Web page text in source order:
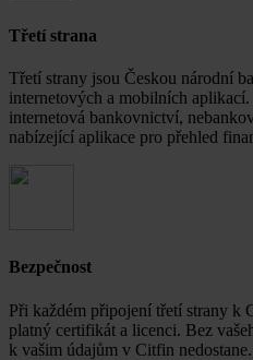
Třetí strana
Třetí strany jsou Českou národní
internetových a mobilních
internetová bankovnictví,
nabízející aplikace pro přehled
Bezpečnost
Při každém připojení třetí strany k
platný certifikát a licenci. Bez
k vašim údajům v Citfin nedostane.